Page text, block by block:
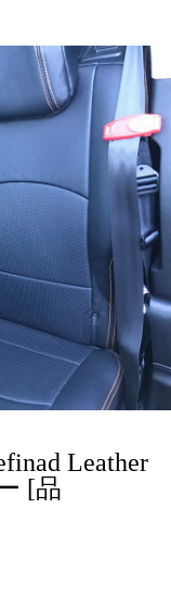
Leather
[品